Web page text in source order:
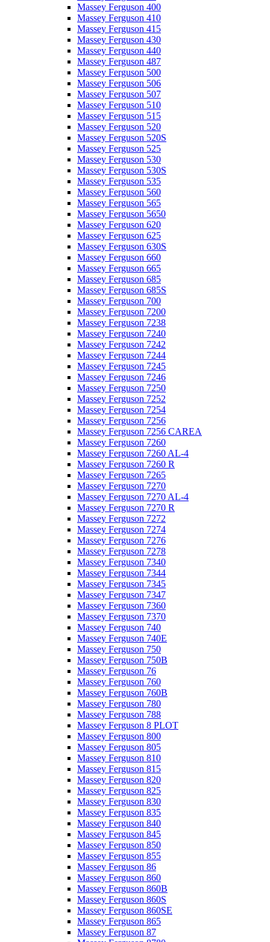
Massey Ferguson 400
Massey Ferguson 410
Massey Ferguson 415
Massey Ferguson 430
Massey Ferguson 440
Massey Ferguson 487
Massey Ferguson 500
Massey Ferguson 506
Massey Ferguson 507
Massey Ferguson 510
Massey Ferguson 515
Massey Ferguson 520
Massey Ferguson 520S
Massey Ferguson 525
Massey Ferguson 530
Massey Ferguson 530S
Massey Ferguson 535
Massey Ferguson 560
Massey Ferguson 565
Massey Ferguson 5650
Massey Ferguson 620
Massey Ferguson 625
Massey Ferguson 630S
Massey Ferguson 660
Massey Ferguson 665
Massey Ferguson 685
Massey Ferguson 685S
Massey Ferguson 700
Massey Ferguson 7200
Massey Ferguson 7238
Massey Ferguson 7240
Massey Ferguson 7242
Massey Ferguson 7244
Massey Ferguson 7245
Massey Ferguson 7246
Massey Ferguson 7250
Massey Ferguson 7252
Massey Ferguson 7254
Massey Ferguson 7256
Massey Ferguson 7256 CAREA
Massey Ferguson 7260
Massey Ferguson 7260 AL-4
Massey Ferguson 7260 R
Massey Ferguson 7265
Massey Ferguson 7270
Massey Ferguson 7270 AL-4
Massey Ferguson 7270 R
Massey Ferguson 7272
Massey Ferguson 7274
Massey Ferguson 7276
Massey Ferguson 7278
Massey Ferguson 7340
Massey Ferguson 7344
Massey Ferguson 7345
Massey Ferguson 7347
Massey Ferguson 7360
Massey Ferguson 7370
Massey Ferguson 740
Massey Ferguson 740E
Massey Ferguson 750
Massey Ferguson 750B
Massey Ferguson 76
Massey Ferguson 760
Massey Ferguson 760B
Massey Ferguson 780
Massey Ferguson 788
Massey Ferguson 8 PLOT
Massey Ferguson 800
Massey Ferguson 805
Massey Ferguson 810
Massey Ferguson 815
Massey Ferguson 820
Massey Ferguson 825
Massey Ferguson 830
Massey Ferguson 835
Massey Ferguson 840
Massey Ferguson 845
Massey Ferguson 850
Massey Ferguson 855
Massey Ferguson 86
Massey Ferguson 860
Massey Ferguson 860B
Massey Ferguson 860S
Massey Ferguson 860SE
Massey Ferguson 865
Massey Ferguson 87